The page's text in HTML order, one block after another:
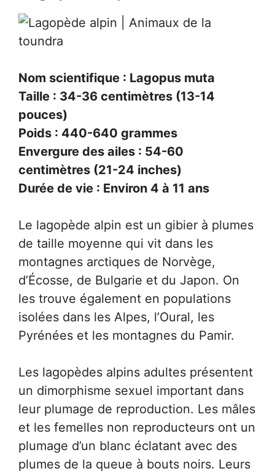
Nom scientifique : Lagopus muta
Taille : 34-36 centimètres (13-14
pouces)
Poids : 440-640 grammes
Envergure des ailes : 54-60
centimètres (21-24 inches)
Durée de vie : Environ 4 à 11 ans
Le lagopède alpin est un gibier à plumes
de taille moyenne qui vit dans les
montagnes arctiques de Norvège,
d’Écosse, de Bulgarie et du Japon. On
les trouve également en populations
isolées dans les Alpes, l’Oural, les
Pyrénées et les montagnes du Pamir.
Les lagopèdes alpins adultes présentent
un dimorphisme sexuel important dans
leur plumage de reproduction. Les mâles
et les femelles non reproducteurs ont un
plumage d’un blanc éclatant avec des
plumes de la queue à bouts noirs. Leurs